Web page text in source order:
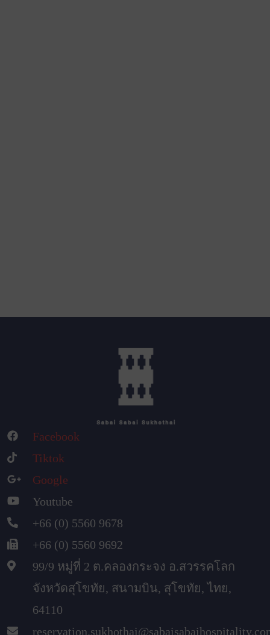
Facebook
Tiktok
Google
Youtube
+66 (0) 5560 9678
+66 (0) 5560 9692
99/9 หมู่ที่ 2 ต.คลองกระจง อ.สวรรคโลก
จังหวัดสุโขทัย, สนามบิน, สุโขทัย, ไทย,
64110